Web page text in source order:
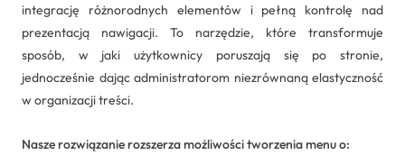
integrację różnorodnych elementów i pełną kontrolę nad
prezentacją nawigacji. To narzędzie, które transformuje
sposób, w jaki użytkownicy poruszają się po stronie,
jednocześnie dając administratorom niezrównaną elastyczność
w organizacji treści.
Nasze rozwiązanie rozszerza możliwości tworzenia menu o: